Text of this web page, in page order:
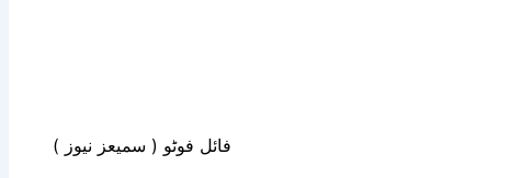
فائل فوٹو ( سمیعز نیوز )